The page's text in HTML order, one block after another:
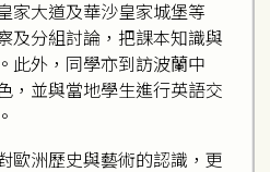
家大道及華沙皇家城堡等
及分組討論，把課本知識與
此外，同學亦到訪波蘭中
，並與當地學生進行英語交
歐洲歷史與藝術的認識，更